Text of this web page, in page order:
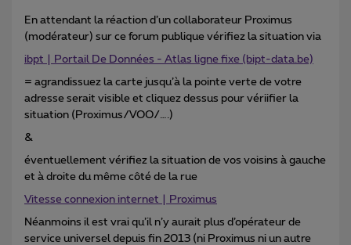
En attendant la réaction d’un collaborateur Proximus
(modérateur) sur ce forum publique vérifiez la situation via
ibpt | Portail De Données - Atlas ligne fixe (bipt-data.be)
= agrandissuez la carte jusqu’à la pointe verte de votre
adresse serait visible et cliquez dessus pour vériifier la
situation (Proximus/VOO/….)
&
éventuellement vérifiez la situation de vos voisins à gauche
et à droite du même côté de la rue
Vitesse connexion internet | Proximus
Néanmoins il est vrai qu’il n’y aurait plus d’opérateur de
service universel depuis fin 2013 (ni Proximus ni un autre